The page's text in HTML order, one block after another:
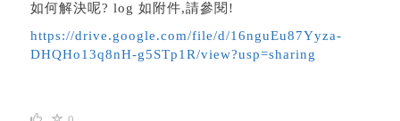
如何解決呢? log 如附件,請參閱!
https://drive.google.com/file/d/16nguEu87Yyza-
DHQHo13q8nH-g5STp1R/view?usp=sharing